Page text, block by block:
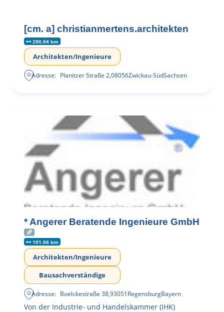
[cm. a] christianmertens.architekten
290.94 km
Architekten/Ingenieure
Adresse: Planitzer Straße 2,08056Zwickau-SüdSachsen
* Angerer Beratende Ingenieure GmbH
101.06 km
Architekten/Ingenieure
Bausachverständige
Adresse: Boelckestraße 38,93051RegensburgBayern
Von der Industrie- und Handelskammer (IHK)